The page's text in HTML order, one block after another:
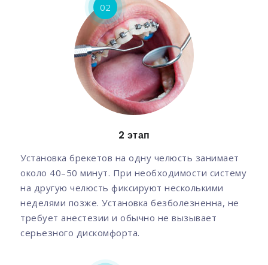
02
2 этап
Установка брекетов на одну челюсть занимает
около 40–50 минут. При необходимости систему
на другую челюсть фиксируют несколькими
неделями позже. Установка безболезненна, не
требует анестезии и обычно не вызывает
серьезного дискомфорта.